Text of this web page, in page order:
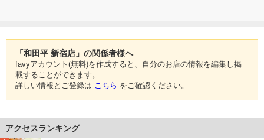
「和田平 新宿店」の関係者様へ
favyアカウント(無料)を作成すると、自分のお店の情報を編集し掲
載することができます。
詳しい情報とご登録は こちら をご確認ください。
アクセスランキング